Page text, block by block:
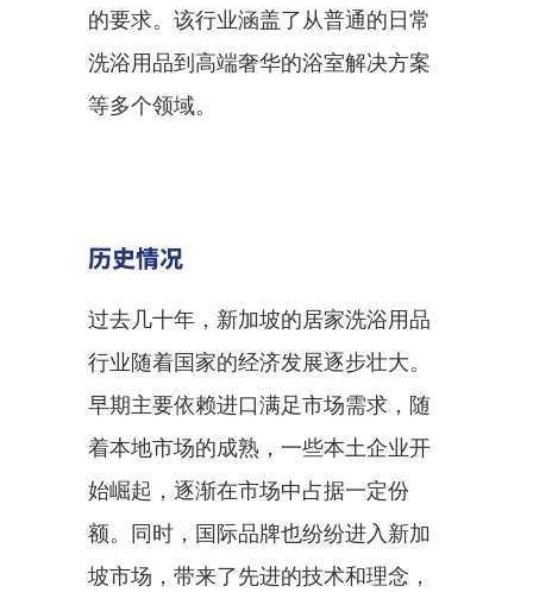
的要求。该行业涵盖了从普通的日常
洗浴用品到高端奢华的浴室解决方案
等多个领域。
历史情况
过去几十年，新加坡的居家洗浴用品
行业随着国家的经济发展逐步壮大。
早期主要依赖进口满足市场需求，随
着本地市场的成熟，一些本土企业开
始崛起，逐渐在市场中占据一定份
额。同时，国际品牌也纷纷进入新加
坡市场，带来了先进的技术和理念，